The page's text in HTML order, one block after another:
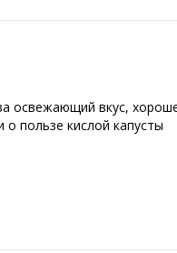
освежающий вкус,
о пользе кислой капусты